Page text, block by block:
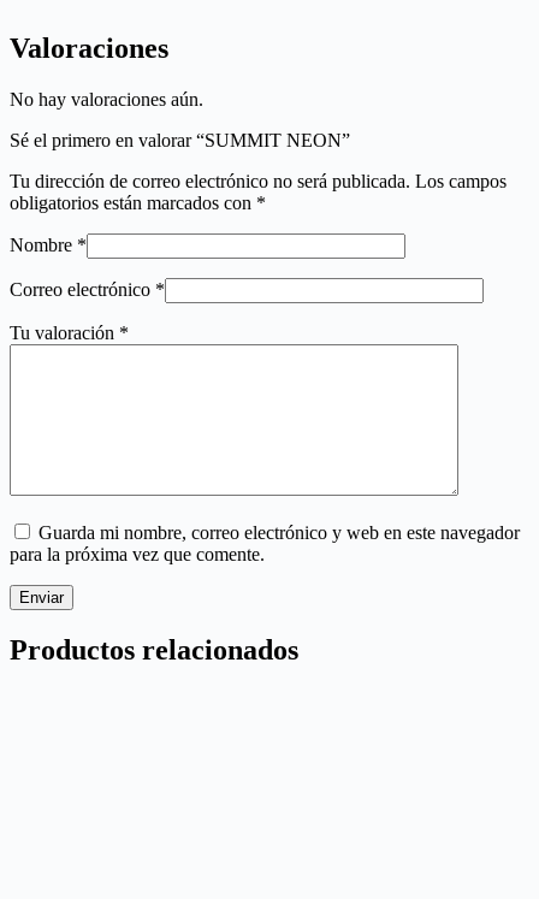
Valoraciones
No hay valoraciones aún.
Sé el primero en valorar “SUMMIT NEON”
Tu dirección de correo electrónico no será publicada. Los campos
obligatorios están marcados con *
Nombre *
Correo electrónico *
Tu valoración *
Guarda mi nombre, correo electrónico y web en este navegador
para la próxima vez que comente.
Enviar
Productos relacionados